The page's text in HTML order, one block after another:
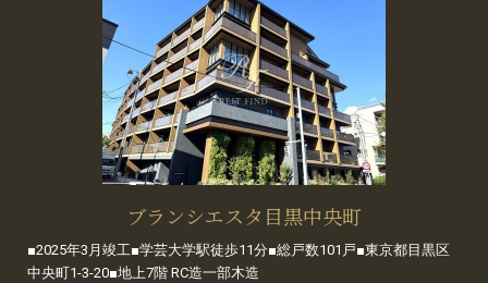
ブランシエスタ目黒中央町
■2025年3月竣工■学芸大学駅徒歩11分■総戸数101戸■東京都目黒区
中央町1-3-20■地上7階 RC造一部木造